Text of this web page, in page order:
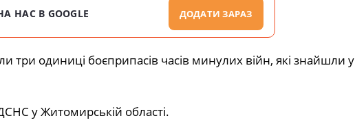
НАС В GOOGLE ДОДАТИ ЗАРАЗ
три одиниці боєприпасів часів минулих війн, які знайшли у
у Житомирській області.